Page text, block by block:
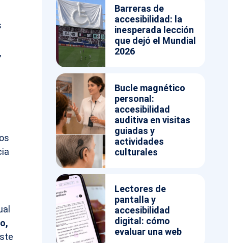
Barreras de
accesibilidad: la
inesperada lección
que dejó el Mundial
2026
Bucle magnético
personal:
accesibilidad
auditiva en visitas
guiadas y
actividades
culturales
Lectores de
pantalla y
accesibilidad
digital: cómo
evaluar una web